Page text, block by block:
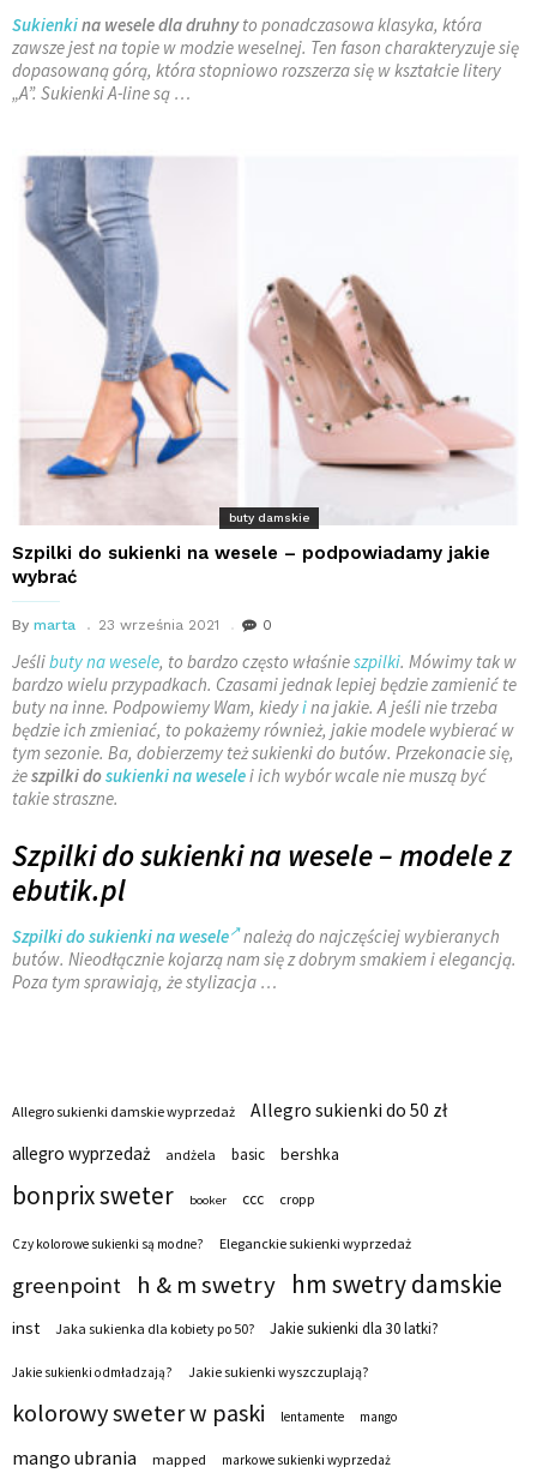
Sukienkina wesele dla druhnyto ponadczasowa klasyka, która
zawsze jest na topie w modzie weselnej. Ten fason charakteryzuje się
dopasowaną górą, która stopniowo rozszerza się w kształcie litery
„A”. Sukienki A-line są …
buty damskie
Szpilki do sukienki na wesele – podpowiadamy jakie
wybrać
By marta 23 września 2021 0
Jeślibuty na wesele, to bardzo często właśnieszpilki. Mówimy tak w
bardzo wielu przypadkach. Czasami jednak lepiej będzie zamienić te
buty na inne. Podpowiemy Wam, kiedyina jakie. A jeśli nie trzeba
będzie ich zmieniać, to pokażemy również, jakie modele wybierać w
tym sezonie. Ba, dobierzemy też sukienki do butów. Przekonacie się,
żeszpilki dosukienki na weselei ich wybór wcale nie muszą być
takie straszne.
Szpilki do sukienki na wesele – modele z
ebutik.pl
Szpilki do sukienki na wesele należą do najczęściej wybieranych
butów. Nieodłącznie kojarzą nam się z dobrym smakiem i elegancją.
Poza tym sprawiają, że stylizacja …
Allegro sukienki damskie wyprzedaż
Allegro sukienki do 50 zł
allegro wyprzedaż
andżela basic bershka
bonprix sweter booker ccc cropp
Czy kolorowe sukienki są modne? Eleganckie sukienki wyprzedaż
greenpoint h & m swetry hm swetry damskie
inst Jaka sukienka dla kobiety po 50? Jakie sukienki dla 30 latki?
Jakie sukienki odmładzają? Jakie sukienki wyszczuplają?
kolorowy sweter w paski lentamente mango
mango ubrania mapped markowe sukienki wyprzedaż